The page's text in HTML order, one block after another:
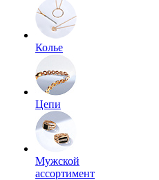
Колье
Цепи
Мужской
ассортимент